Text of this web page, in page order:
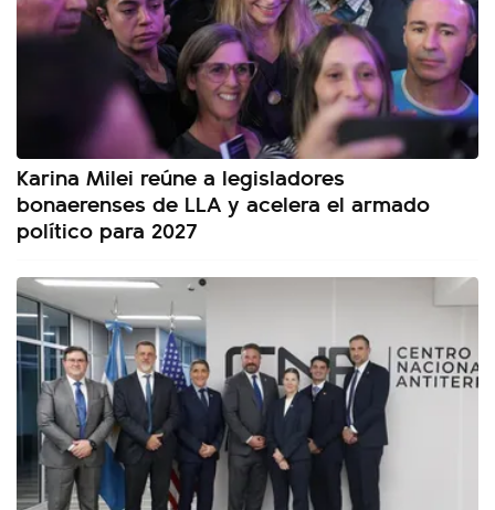
Karina Milei reúne a legisladores
bonaerenses de LLA y acelera el armado
político para 2027